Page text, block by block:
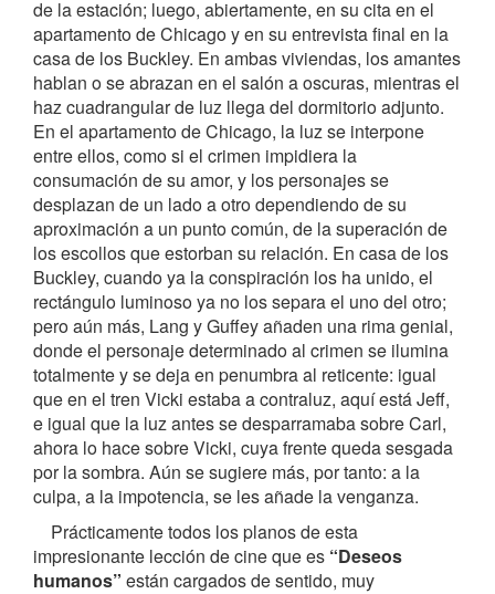
de la estación; luego, abiertamente, en su cita en el
apartamento de Chicago y en su entrevista final en la
casa de los Buckley. En ambas viviendas, los amantes
hablan o se abrazan en el salón a oscuras, mientras el
haz cuadrangular de luz llega del dormitorio adjunto.
En el apartamento de Chicago, la luz se interpone
entre ellos, como si el crimen impidiera la
consumación de su amor, y los personajes se
desplazan de un lado a otro dependiendo de su
aproximación a un punto común, de la superación de
los escollos que estorban su relación. En casa de los
Buckley, cuando ya la conspiración los ha unido, el
rectángulo luminoso ya no los separa el uno del otro;
pero aún más, Lang y Guffey añaden una rima genial,
donde el personaje determinado al crimen se ilumina
totalmente y se deja en penumbra al reticente: igual
que en el tren Vicki estaba a contraluz, aquí está Jeff,
e igual que la luz antes se desparramaba sobre Carl,
ahora lo hace sobre Vicki, cuya frente queda sesgada
por la sombra. Aún se sugiere más, por tanto: a la
culpa, a la impotencia, se les añade la venganza.
Prácticamente todos los planos de esta
impresionante lección de cine que es “Deseos
humanos” están cargados de sentido, muy